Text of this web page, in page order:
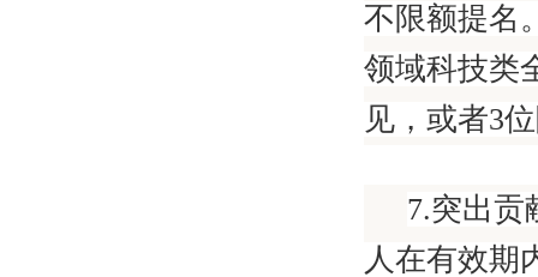
不限额提名
领域科技类
见，或者3
7.突出贡
人在有效期